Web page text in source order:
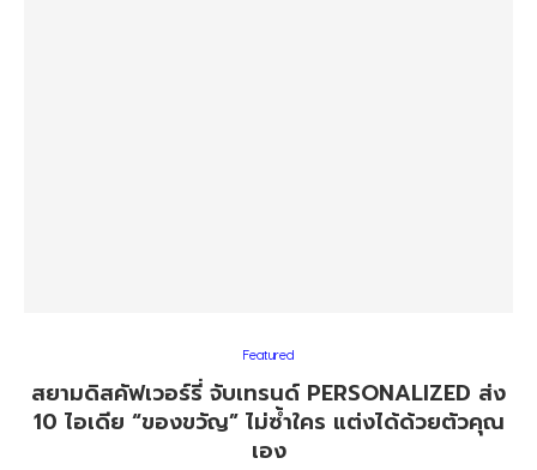
Featured
สยามดิสคัฟเวอร์รี่ จับเทรนด์ PERSONALIZED ส่ง
10 ไอเดีย “ของขวัญ” ไม่ซ้ำใคร แต่งได้ด้วยตัวคุณ
เอง